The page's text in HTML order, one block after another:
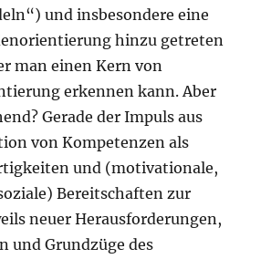
und insbesondere eine
hinzu getreten
man einen Kern von
erkennen kann. Aber
Gerade der Impuls aus
von Kompetenzen als
und (motivationale,
Bereitschaften zur
neuer Herausforderungen,
und Grundzüge des